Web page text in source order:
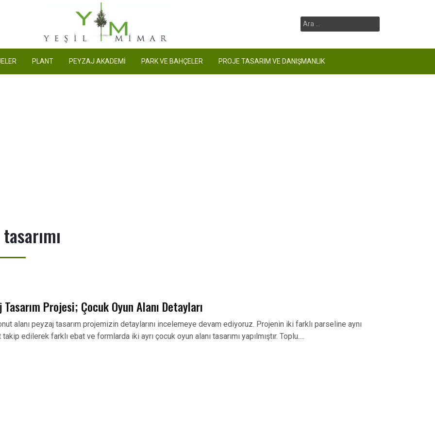
Yeşil Mimar
Arama:
PLANT PEYZAJ AKADEMİ PARK VE BAHÇELER PROJE TASARIM VE DANIŞMANLIK
Tasarım Projesi; Çocuk Oyun Alanı Detayları
alanı peyzaj tasarım projemizin detaylarını incelemeye devam ediyoruz. Projenin iki farklı parseline aynı
edilerek farklı ebat ve formlarda iki ayrı çocuk oyun alanı tasarımı yapılmıştır. Toplu….